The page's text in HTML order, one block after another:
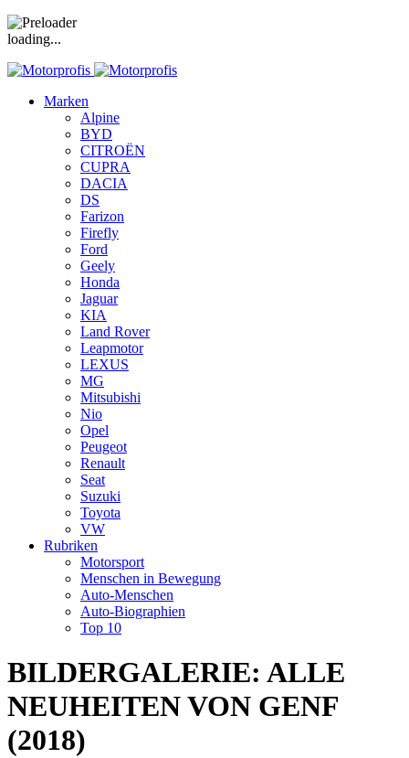
loading...
Marken
Alpine
BYD
CITROËN
CUPRA
DACIA
DS
Farizon
Firefly
Ford
Geely
Honda
Jaguar
KIA
Land Rover
Leapmotor
LEXUS
MG
Mitsubishi
Nio
Opel
Peugeot
Renault
Seat
Suzuki
Toyota
VW
Rubriken
Motorsport
Menschen in Bewegung
Auto-Menschen
Auto-Biographien
Top 10
BILDERGALERIE: ALLE
NEUHEITEN VON GENF
(2018)